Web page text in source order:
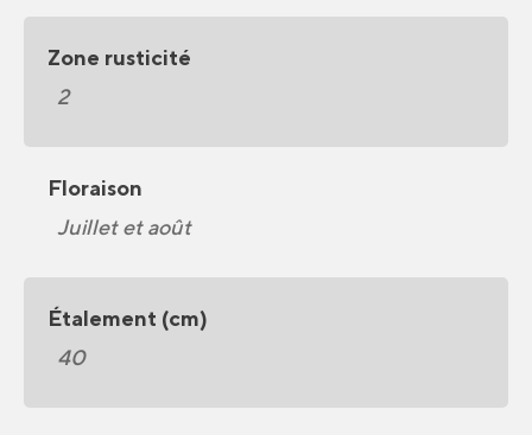
Zone rusticité
2
Floraison
Juillet et août
Étalement (cm)
40